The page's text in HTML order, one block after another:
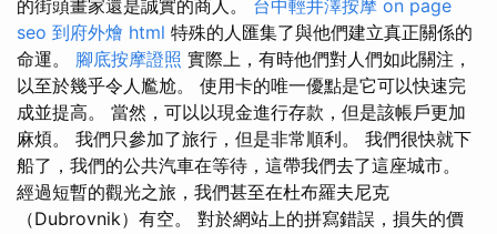
的街頭畫家還是誠實的商人。 台中輕井澤按摩 on page
seo 到府外燴 html 特殊的人匯集了與他們建立真正關係的
命運。 腳底按摩證照 實際上，有時他們對人們如此關注，
以至於幾乎令人尷尬。 使用卡的唯一優點是它可以快速完
成並提高。 當然，可以以現金進行存款，但是該帳戶更加
麻煩。 我們只參加了旅行，但是非常順利。 我們很快就下
船了，我們的公共汽車在等待，這帶我們去了這座城市。
經過短暫的觀光之旅，我們甚至在杜布羅夫尼克
（Dubrovnik）有空。 對於網站上的拼寫錯誤，損失的價